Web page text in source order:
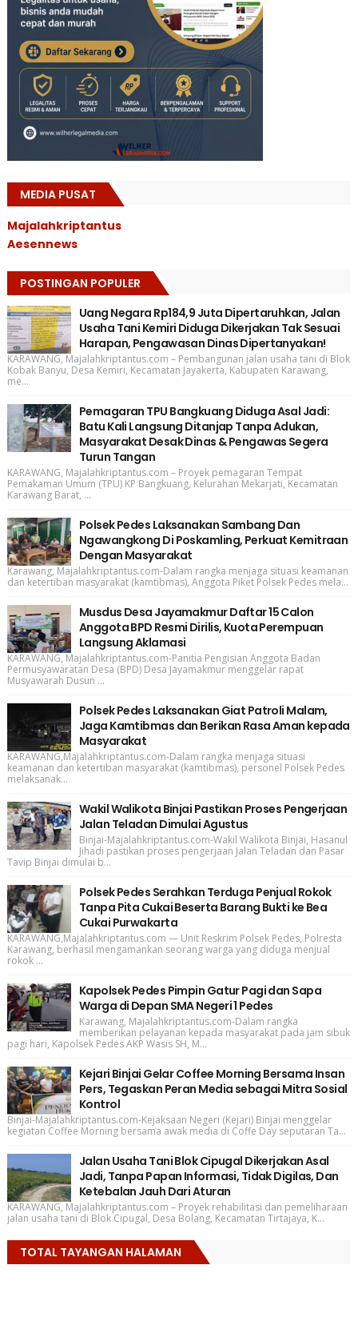
MEDIA PUSAT
Majalahkriptantus
Aesennews
POSTINGAN POPULER
Uang Negara Rp184,9 Juta Dipertaruhkan, Jalan
Usaha Tani Kemiri Diduga Dikerjakan Tak Sesuai
Harapan, Pengawasan Dinas Dipertanyakan!
KARAWANG, Majalahkriptantus.com – Pembangunan jalan usaha tani di Blok
Kobak Banyu, Desa Kemiri, Kecamatan Jayakerta, Kabupaten Karawang,
me...
Pemagaran TPU Bangkuang Diduga Asal Jadi:
Batu Kali Langsung Ditanjap Tanpa Adukan,
Masyarakat Desak Dinas & Pengawas Segera
Turun Tangan
KARAWANG, Majalahkriptantus.com – Proyek pemagaran Tempat
Pemakaman Umum (TPU) KP Bangkuang, Kelurahan Mekarjati, Kecamatan
Karawang Barat, ...
Polsek Pedes Laksanakan Sambang Dan
Ngawangkong Di Poskamling, Perkuat Kemitraan
Dengan Masyarakat
Karawang, Majalahkriptantus.com-Dalam rangka menjaga situasi keamanan
dan ketertiban masyarakat (kamtibmas), Anggota Piket Polsek Pedes mela...
Musdus Desa Jayamakmur Daftar 15 Calon
Anggota BPD Resmi Dirilis, Kuota Perempuan
Langsung Aklamasi
KARAWANG, Majalahkriptantus.com-Panitia Pengisian Anggota Badan
Permusyawaratan Desa (BPD) Desa Jayamakmur menggelar rapat
Musyawarah Dusun ...
Polsek Pedes Laksanakan Giat Patroli Malam,
Jaga Kamtibmas dan Berikan Rasa Aman kepada
Masyarakat
KARAWANG,Majalahkriptantus.com-Dalam rangka menjaga situasi
keamanan dan ketertiban masyarakat (kamtibmas), personel Polsek Pedes
melaksanak...
Wakil Walikota Binjai Pastikan Proses Pengerjaan
Jalan Teladan Dimulai Agustus
Binjai-Majalahkriptantus.com-Wakil Walikota Binjai, Hasanul
Jihadi pastikan proses pengerjaan Jalan Teladan dan Pasar
Tavip Binjai dimulai b...
Polsek Pedes Serahkan Terduga Penjual Rokok
Tanpa Pita Cukai Beserta Barang Bukti ke Bea
Cukai Purwakarta
KARAWANG,Majalahkriptantus.com — Unit Reskrim Polsek Pedes, Polresta
Karawang, berhasil mengamankan seorang warga yang diduga menjual
rokok ...
Kapolsek Pedes Pimpin Gatur Pagi dan Sapa
Warga di Depan SMA Negeri 1 Pedes
Karawang, Majalahkriptantus.com-Dalam rangka
memberikan pelayanan kepada masyarakat pada jam sibuk
pagi hari, Kapolsek Pedes AKP Wasis SH, M...
Kejari Binjai Gelar Coffee Morning Bersama Insan
Pers, Tegaskan Peran Media sebagai Mitra Sosial
Kontrol
Binjai-Majalahkriptantus.com-Kejaksaan Negeri (Kejari) Binjai menggelar
kegiatan Coffee Morning bersama awak media di Coffe Day seputaran Ta...
Jalan Usaha Tani Blok Cipugal Dikerjakan Asal
Jadi, Tanpa Papan Informasi, Tidak Digilas, Dan
Ketebalan Jauh Dari Aturan
KARAWANG, Majalahkriptantus.com – Proyek rehabilitasi dan pemeliharaan
jalan usaha tani di Blok Cipugal, Desa Bolang, Kecamatan Tirtajaya, K...
TOTAL TAYANGAN HALAMAN